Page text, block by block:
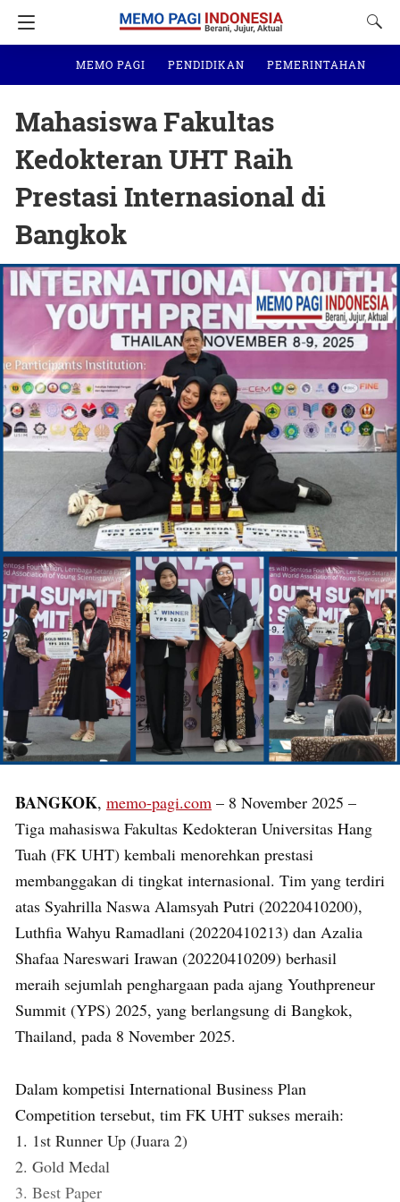
MEMO PAGI PENDIDIKAN PEMERINTAHAN
Mahasiswa Fakultas
Kedokteran UHT Raih
Prestasi Internasional di
Bangkok
BANGKOK, memo-pagi.com – 8 November 2025 –
Tiga mahasiswa Fakultas Kedokteran Universitas Hang
Tuah (FK UHT) kembali menorehkan prestasi
membanggakan di tingkat internasional. Tim yang terdiri
atas Syahrilla Naswa Alamsyah Putri (20220410200),
Luthfia Wahyu Ramadlani (20220410213) dan Azalia
Shafaa Nareswari Irawan (20220410209) berhasil
meraih sejumlah penghargaan pada ajang Youthpreneur
Summit (YPS) 2025, yang berlangsung di Bangkok,
Thailand, pada 8 November 2025.
Dalam kompetisi International Business Plan
Competition tersebut, tim FK UHT sukses meraih:
1. 1st Runner Up (Juara 2)
2. Gold Medal
3. Best Paper